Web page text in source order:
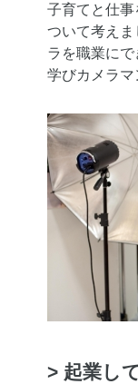
子育てと仕
ついて考えま
ラを職業に
学びカメラマ
> 起業し